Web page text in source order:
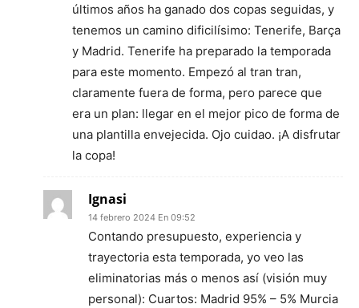
últimos años ha ganado dos copas seguidas, y
tenemos un camino dificilísimo: Tenerife, Barça
y Madrid. Tenerife ha preparado la temporada
para este momento. Empezó al tran tran,
claramente fuera de forma, pero parece que
era un plan: llegar en el mejor pico de forma de
una plantilla envejecida. Ojo cuidao. ¡A disfrutar
la copa!
Ignasi
14 febrero 2024 En 09:52
Contando presupuesto, experiencia y
trayectoria esta temporada, yo veo las
eliminatorias más o menos así (visión muy
personal): Cuartos: Madrid 95% – 5% Murcia